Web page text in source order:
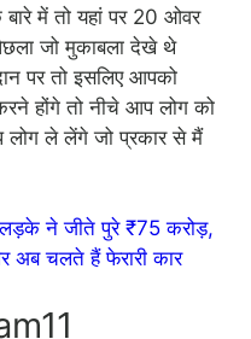
में तो यहां पर 20 ओवर
जो मुकाबला देखे थे
पर तो इसलिए आपको
होंगे तो नीचे आप लोग को
लोग ले लेंगे जो प्रकार से मैं
ने जीते पुरे ₹75 करोड़,
अब चलते हैं फेरारी कार